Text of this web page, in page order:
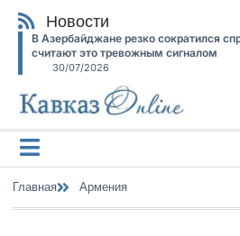
Новости
В Азербайджане резко сократился
считают это тревожным сигналом
30/07/2026
Главная Армения